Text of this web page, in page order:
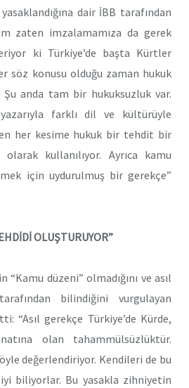
dair İBB tarafından
zaten imzalamamıza da gerek
ki Türkiye’de başta Kürtler
söz konusu olduğu zaman hukuk
Şu anda tam bir hukuksuzluk var.
yazarıyla farklı dil ve kültürüyle
her kesime hukuk bir tehdit bir
kullanılıyor. Ayrıca kamu
için uydurulmuş bir gerekçe”
OLUŞTURUYOR”
“Kamu düzeni” olmadığını ve asıl
bilindiğini vurgulayan
“Asıl gerekçe Türkiye’de Kürde,
olan tahammülsüzlüktür.
değerlendiriyor. Kendileri de bu
biliyorlar. Bu yasakla zihniyetin